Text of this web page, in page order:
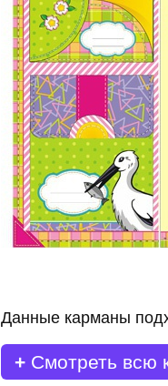
Данные карманы
+ Смотреть всю